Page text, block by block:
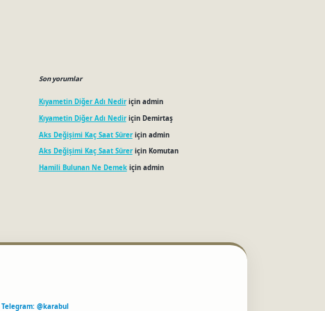
Son yorumlar
Kıyametin Diğer Adı Nediriçin admin
Kıyametin Diğer Adı Nediriçin Demirtaş
Aks Değişimi Kaç Saat Süreriçin admin
Aks Değişimi Kaç Saat Süreriçin Komutan
Hamili Bulunan Ne Demekiçin admin
Telegram: @karabul